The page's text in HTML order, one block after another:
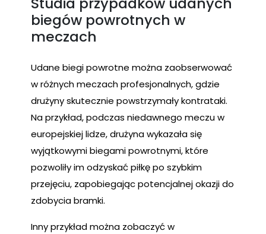
biegów powrotnych w
meczach
Udane biegi powrotne można zaobserwować
w różnych meczach profesjonalnych, gdzie
drużyny skutecznie powstrzymały kontrataki.
Na przykład, podczas niedawnego meczu w
europejskiej lidze, drużyna wykazała się
wyjątkowymi biegami powrotnymi, które
pozwoliły im odzyskać piłkę po szybkim
przejęciu, zapobiegając potencjalnej okazji do
zdobycia bramki.
Inny przykład można zobaczyć w